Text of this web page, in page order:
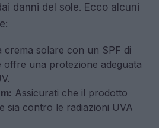
danni del sole. Ecco alcuni
crema solare con un SPF di
offre una protezione adeguata
Assicurati che il prodotto
sia contro le radiazioni UVA